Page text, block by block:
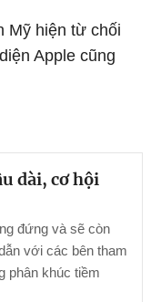
Mỹ hiện từ chối
Apple cũng
dài, cơ hội
đứng và sẽ còn
với các bên tham
phân khúc tiềm